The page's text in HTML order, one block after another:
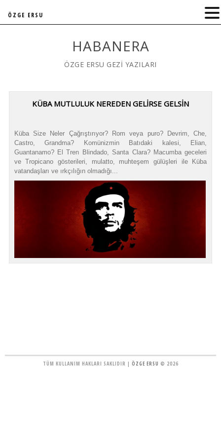
HABANERA
ÖZGE ERSU GEZİ YAZILARI
KÜBA MUTLULUK NEREDEN GELİRSE GELSİN
Küba Size Neler Çağrıştırıyor? Rom veya puro? Devrim, Che,
Castro, Grandma? Komünizmin Batıdaki kalesi, Elian,
Guantanamo? El Tren Blindado, Santa Clara? Macumba geceleri
ve Tropicano gösterileri, mulatto, muhteşem gülüşleri ile Küba
vatandaşları ve ırkçılığın olmadığı...
TÜM KULLANIM HAKLARI SAKLIDIR | ÖZGE ERSU © 2026
ÖZGE ERSU